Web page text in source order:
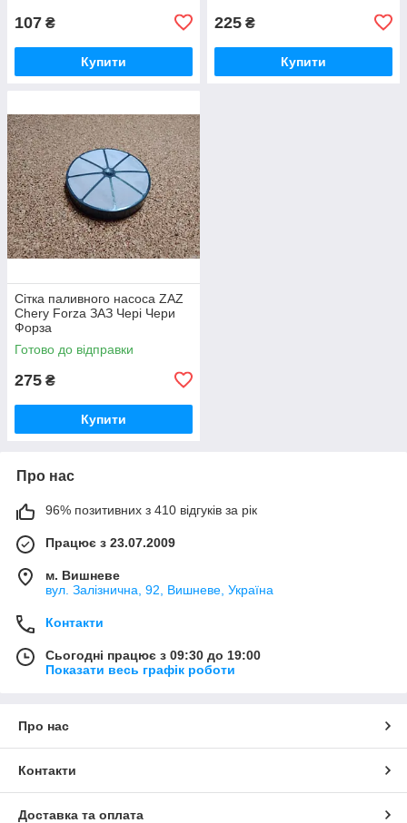
107 ₴
Купити
225 ₴
Купити
Сітка паливного насоса ZAZ
Chery Forza ЗАЗ Чері Чери
Форза
Готово до відправки
275 ₴
Купити
Про нас
96% позитивних з 410 відгуків за рік
Працює з 23.07.2009
м. Вишневе
вул. Залізнична, 92, Вишневе, Україна
Контакти
Сьогодні працює з 09:30 до 19:00
Показати весь графік роботи
Про нас
Контакти
Доставка та оплата